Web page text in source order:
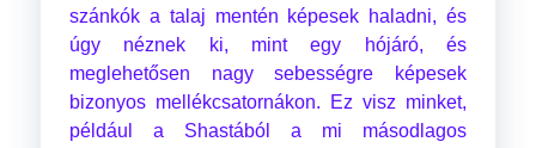
szánkók a talaj mentén képesek haladni, és
úgy néznek ki, mint egy hójáró, és
meglehetősen nagy sebességre képesek
bizonyos mellékcsatornákon. Ez visz minket,
például a Shastából a mi másodlagos